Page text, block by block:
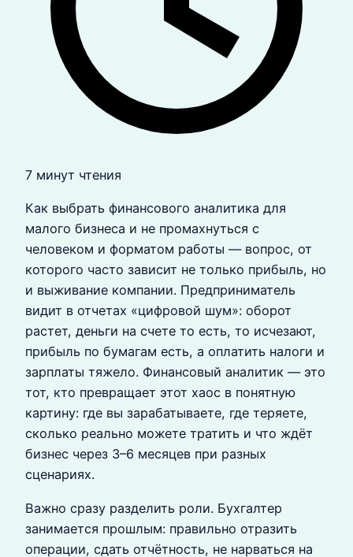
7 минут чтения
Как выбрать финансового аналитика для
малого бизнеса и не промахнуться с
человеком и форматом работы — вопрос, от
которого часто зависит не только прибыль, но
и выживание компании. Предприниматель
видит в отчетах «цифровой шум»: оборот
растет, деньги на счете то есть, то исчезают,
прибыль по бумагам есть, а оплатить налоги и
зарплаты тяжело. Финансовый аналитик — это
тот, кто превращает этот хаос в понятную
картину: где вы зарабатываете, где теряете,
сколько реально можете тратить и что ждёт
бизнес через 3–6 месяцев при разных
сценариях.
Важно сразу разделить роли. Бухгалтер
занимается прошлым: правильно отразить
операции, сдать отчётность, не нарваться на